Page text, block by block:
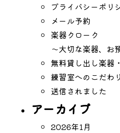
プライバシーポリ
メール予約
楽器クローク
〜大切な楽器、お
無料貸し出し楽器
練習室へのこだわり
送信されました
アーカイブ
2026年1月